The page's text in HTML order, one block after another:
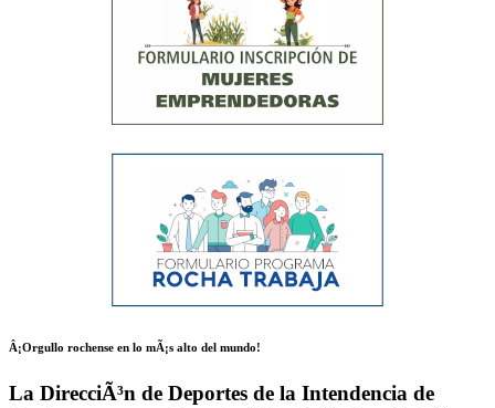
Â¡Orgullo rochense en lo mÃ¡s alto del mundo!
La DirecciÃ³n de Deportes de la Intendencia de